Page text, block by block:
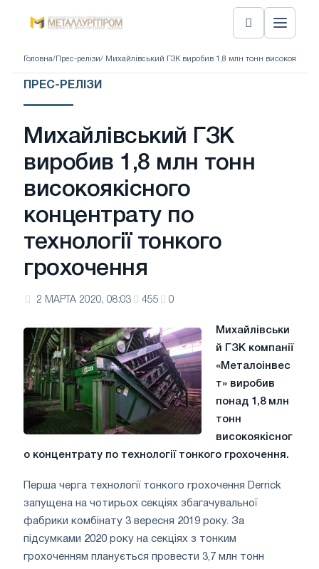
Головна/ Прес-релізи/ Михайлівський ГЗК виробив 1,8 млн тонн
ПРЕС-РЕЛІЗИ
Михайлівський ГЗК
виробив 1,8 млн тонн
високоякісного
концентрату по
технології тонкого
грохочення
2 МАРТА 2020, 08:03 455 0
Михайлівськи
й ГЗК компанії
«Металоінвес
т» виробив
понад 1,8 млн
тонн
високоякісног
о концентрату по технології тонкого грохочення.
Перша черга технології тонкого грохочення Derrick
запущена на чотирьох секціях збагачувальної
фабрики комбінату 3 вересня 2019 року. За
підсумками 2020 року на секціях з тонким
грохоченням планується провести 3,7 млн тонн